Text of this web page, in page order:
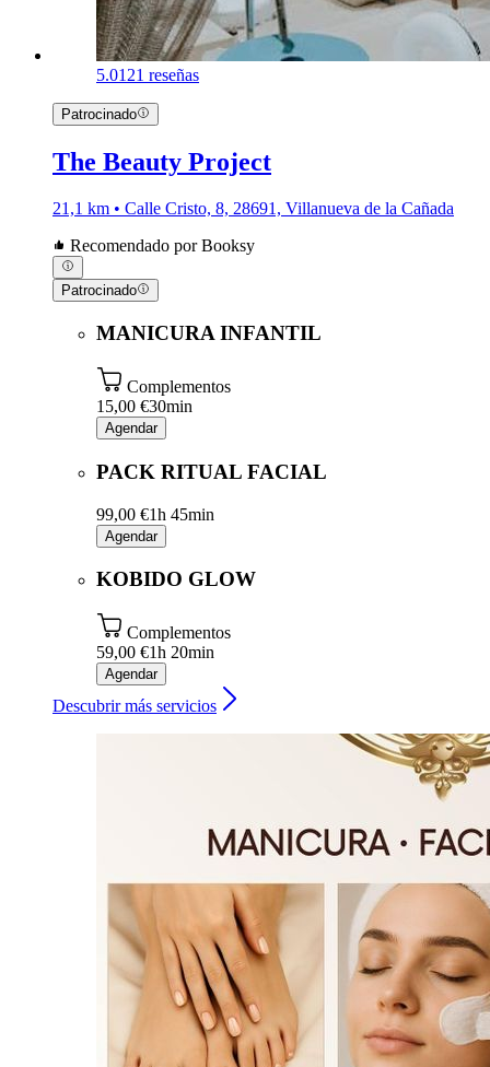
5.0121 reseñas
Patrocinado
The Beauty Project
21,1 km • Calle Cristo, 8, 28691, Villanueva de la Cañada
Recomendado por Booksy
Patrocinado
MANICURA INFANTIL
Complementos
15,00 €30min
Agendar
PACK RITUAL FACIAL
99,00 €1h 45min
Agendar
KOBIDO GLOW
Complementos
59,00 €1h 20min
Agendar
Descubrir más servicios